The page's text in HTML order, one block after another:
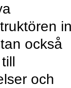
också
och